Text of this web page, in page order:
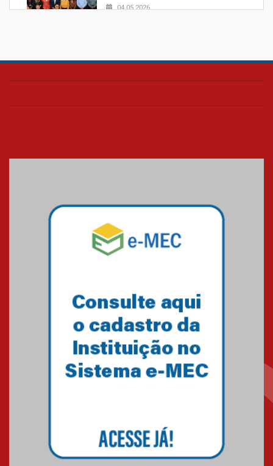
04.05.2026
Confira como foi o culto mensal
Mackenzie mobiliza campanha
solidária para apoiar famílias em
Minas Gerais
Primeiro culto do ano ressalta o
27.02.2026